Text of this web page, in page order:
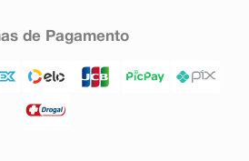
de Pagamento